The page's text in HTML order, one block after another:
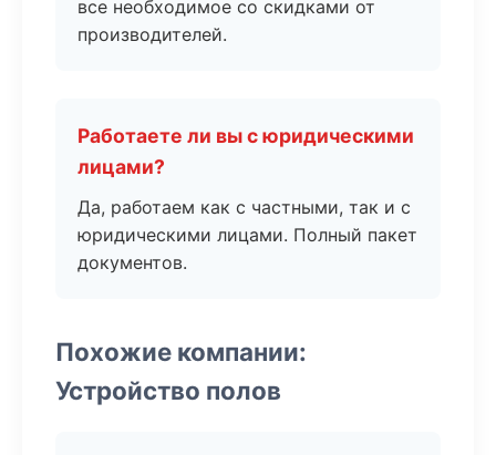
все необходимое со скидками от
производителей.
Работаете ли вы с юридическими
лицами?
Да, работаем как с частными, так и с
юридическими лицами. Полный пакет
документов.
Похожие компании:
Устройство полов